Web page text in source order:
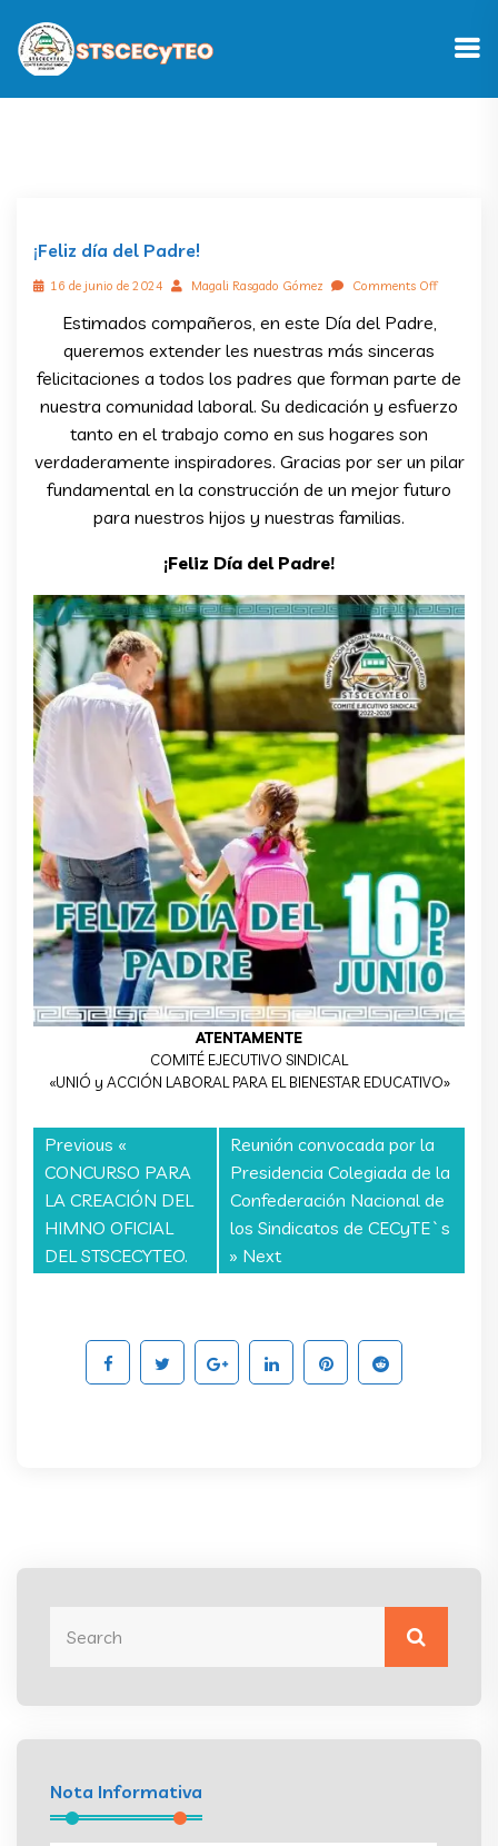
¡Feliz día del Padre!
16 de junio de 2024 Magali Rasgado Gómez Comments Off
Estimados compañeros, en este Día del Padre,
queremos extender les nuestras más sinceras
felicitaciones a todos los padres que forman parte de
nuestra comunidad laboral. Su dedicación y esfuerzo
tanto en el trabajo como en sus hogares son
verdaderamente inspiradores. Gracias por ser un pilar
fundamental en la construcción de un mejor futuro
para nuestros hijos y nuestras familias.
¡Feliz Día del Padre!
ATENTAMENTE
COMITÉ EJECUTIVO SINDICAL
«UNIÓ y ACCIÓN LABORAL PARA EL BIENESTAR EDUCATIVO»
Previous «
CONCURSO PARA
LA CREACIÓN DEL
HIMNO OFICIAL
DEL STSCECYTEO.
Reunión convocada por la
Presidencia Colegiada de la
Confederación Nacional de
los Sindicatos de CECyTE`s
» Next
Nota Informativa